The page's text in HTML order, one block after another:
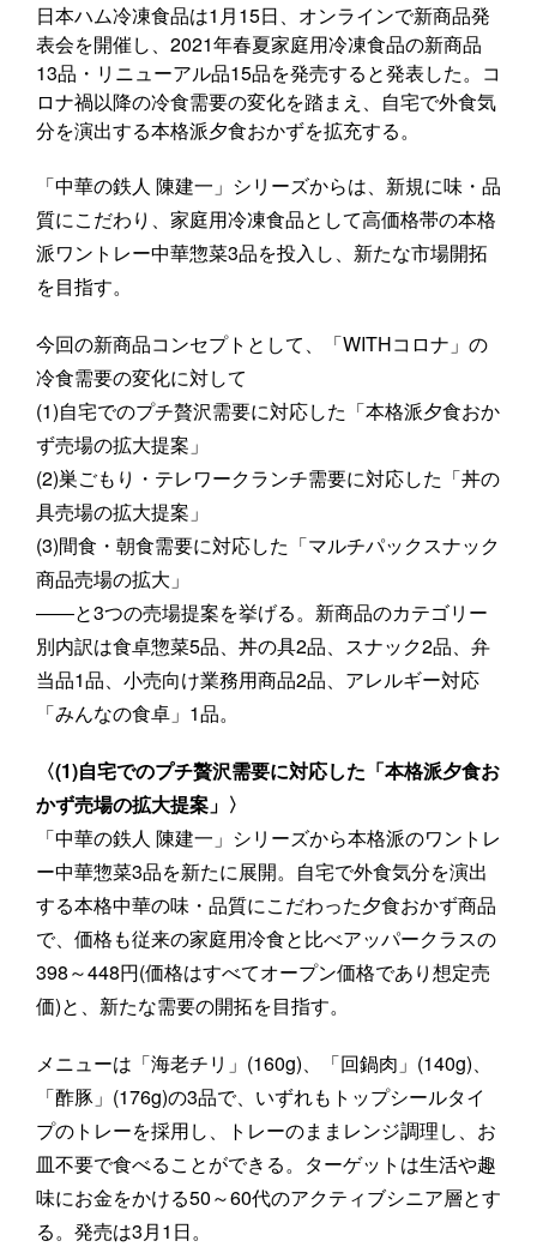
日本ハム冷凍食品は1月15日、オンラインで新商品発
表会を開催し、2021年春夏家庭用冷凍食品の新商品
13品・リニューアル品15品を発売すると発表した。コ
ロナ禍以降の冷食需要の変化を踏まえ、自宅で外食気
分を演出する本格派夕食おかずを拡充する。
「中華の鉄人 陳建一」シリーズからは、新規に味・品
質にこだわり、家庭用冷凍食品として高価格帯の本格
派ワントレー中華惣菜3品を投入し、新たな市場開拓
を目指す。
今回の新商品コンセプトとして、「WITHコロナ」の
冷食需要の変化に対して
(1)自宅でのプチ贅沢需要に対応した「本格派夕食おか
ず売場の拡大提案」
(2)巣ごもり・テレワークランチ需要に対応した「丼の
具売場の拡大提案」
(3)間食・朝食需要に対応した「マルチパックスナック
商品売場の拡大」
――と3つの売場提案を挙げる。新商品のカテゴリー
別内訳は食卓惣菜5品、丼の具2品、スナック2品、弁
当品1品、小売向け業務用商品2品、アレルギー対応
「みんなの食卓」1品。
〈(1)自宅でのプチ贅沢需要に対応した「本格派夕食お
かず売場の拡大提案」〉
「中華の鉄人 陳建一」シリーズから本格派のワントレ
ー中華惣菜3品を新たに展開。自宅で外食気分を演出
する本格中華の味・品質にこだわった夕食おかず商品
で、価格も従来の家庭用冷食と比べアッパークラスの
398～448円(価格はすべてオープン価格であり想定売
価)と、新たな需要の開拓を目指す。
メニューは「海老チリ」(160g)、「回鍋肉」(140g)、
「酢豚」(176g)の3品で、いずれもトップシールタイ
プのトレーを採用し、トレーのままレンジ調理し、お
皿不要で食べることができる。ターゲットは生活や趣
味にお金をかける50～60代のアクティブシニア層とす
る。発売は3月1日。